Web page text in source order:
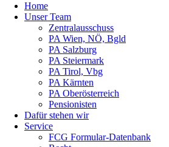
Home
Unser Team
Zentralausschuss
PA Wien, NÖ, Bgld
PA Salzburg
PA Steiermark
PA Tirol, Vbg
PA Kärnten
PA Oberösterreich
Pensionisten
Dafür stehen wir
Service
FCG Formular-Datenbank